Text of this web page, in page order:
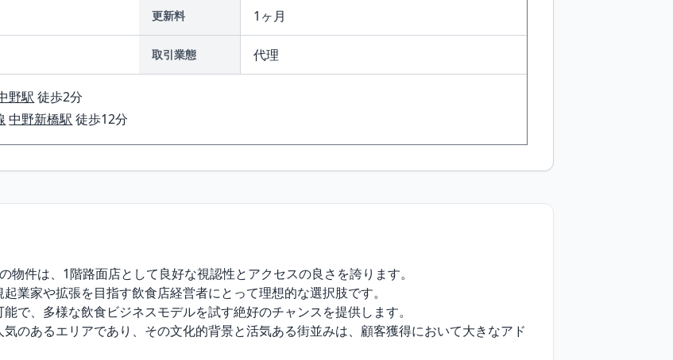
更新料 1ヶ月
取引業態 代理
野駅 徒歩2分
中野新橋駅 徒歩12分
件は、1階路面店として良好な視認性とアクセスの良さを誇ります。
業家や拡張を目指す飲食店経営者にとって理想的な選択肢です。
で、多様な飲食ビジネスモデルを試す絶好のチャンスを提供します。
のあるエリアであり、その文化的背景と活気ある街並みは、顧客獲得において大きなアド